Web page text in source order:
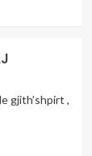
gjith’shpirt ,